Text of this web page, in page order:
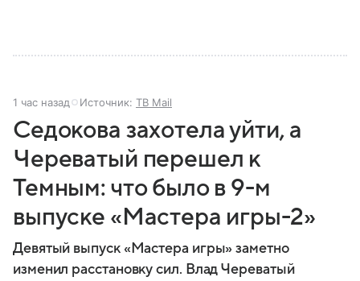
1 час назад Источник: ТВ Mail
Седокова захотела уйти, а
Череватый перешел к
Темным: что было в 9-м
выпуске «Мастера игры-2»
Девятый выпуск «Мастера игры» заметно
изменил расстановку сил. Влад Череватый